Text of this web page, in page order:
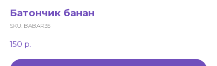
Батончик банан
SKU: BABAR35
150 р.